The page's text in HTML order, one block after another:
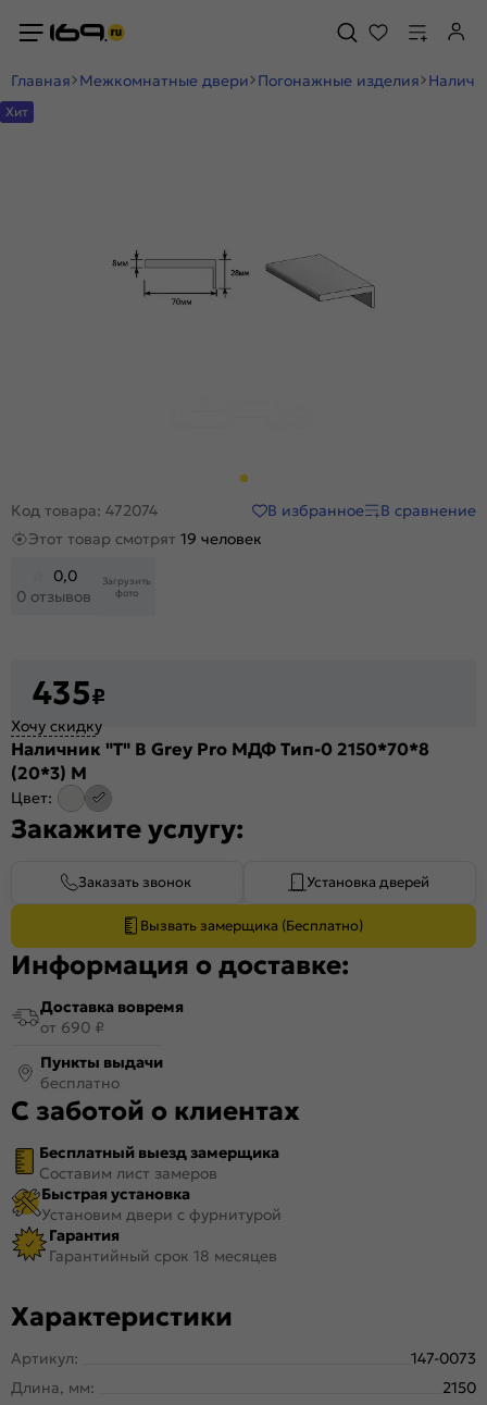
Главная Межкомнатные двери Погонажные изделия
Хит
Код товара: 472074 В избранное
В сравнение
Этот товар смотрят 19 человек
0,0
0 отзывов
Загрузить
фото
435₽
Хочу скидку
Наличник "Т" В Grey Pro МДФ Тип-0 2150*70*8
(20*3) М
Цвет:
Закажите услугу:
Заказать звонок Установка дверей
Вызвать замерщика (Бесплатно)
Информация о доставке:
Доставка вовремя
от 690 ₽
Пункты выдачи
бесплатно
С заботой о клиентах
Бесплатный выезд замерщика
Составим лист замеров
Быстрая установка
Установим двери с фурнитурой
Гарантия
Гарантийный срок 18 месяцев
Характеристики
Артикул:
147-0073
Длина, мм:
2150